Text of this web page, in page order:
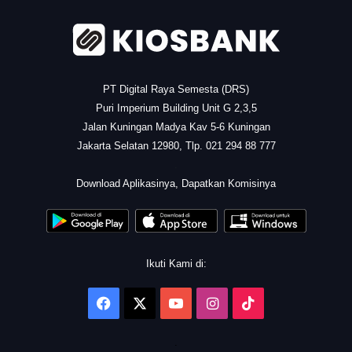
PT Digital Raya Semesta (DRS)
Puri Imperium Building Unit G 2,3,5
Jalan Kuningan Madya Kav 5-6 Kuningan
Jakarta Selatan 12980, Tlp. 021 294 88 777
Download Aplikasinya, Dapatkan Komisinya
Ikuti Kami di:
Facebook YouTubeInstagram